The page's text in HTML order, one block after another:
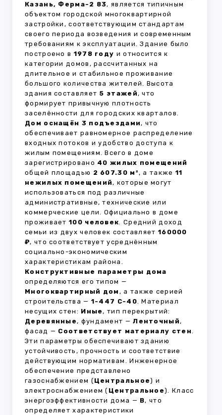
Казань, Ферма-2 83, является типичным
объектом городской многоквартирной
застройки, соответствующим стандартам
своего периода возведения и современным
требованиям к эксплуатации. Здание было
построено в 1978 году и относится к
категории домов, рассчитанных на
длительное и стабильное проживание
большого количества жителей. Высота
здания составляет 5 этажей, что
формирует привычную плотность
заселённости для городских кварталов.
Дом оснащён 3 подъездами, что
обеспечивает равномерное распределение
входных потоков и удобство доступа к
жилым помещениям. Всего в доме
зарегистрировано 40 жилых помещений
общей площадью 2 607.30 м², а также 11
нежилых помещений, которые могут
использоваться под различные
административные, технические или
коммерческие цели. Официально в доме
проживает 100 человек. Средний доход
семьи из двух человек составляет 160000
₽, что соответствует усреднённым
социально-экономическим
характеристикам района.
Конструктивные параметры дома
определяются его типом —
Многоквартирный дом , а также серией
строительства — 1-447 С-40. Материал
несущих стен: Иные, тип перекрытий:
Деревянные, фундамент —Ленточный,
фасад — Соответствует материалу стен.
Эти параметры обеспечивают зданию
устойчивость, прочность и соответствие
действующим нормативам. Инженерное
обеспечение представлено
газоснабжением (Центральное) и
электроснабжением ( Центральное). Класс
энергоэффективности дома — B, что
определяет характеристики